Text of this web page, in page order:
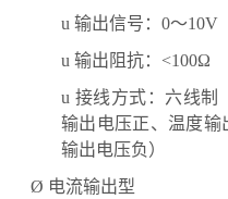
u 输出信号： 0～10V
u 输出阻抗： <100Ω
u 接线方式：六线制
输出电压正、温度
输出电压负）
Ø 电流输出型